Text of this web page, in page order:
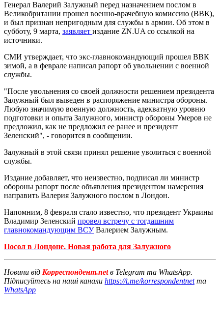
Генерал Валерий Залужный перед назначением послом в
Великобритании прошел военно-врачебную комиссию (ВВК),
и был признан непригодным для службы в армии. Об этом в
субботу, 9 марта, заявляет издание ZN.UA со ссылкой на
источники.
СМИ утверждает, что экс-главнокомандующий прошел ВВК
зимой, а в феврале написал рапорт об увольнении с военной
службы.
"После увольнения со своей должности решением президента
Залужный был выведен в распоряжение министра обороны.
Любую значимую военную должность, адекватную уровню
подготовки и опыта Залужного, министр обороны Умеров не
предложил, как не предложил ее ранее и президент
Зеленский", - говорится в сообщении.
Залужный в этой связи принял решение уволиться с военной
службы.
Издание добавляет, что неизвестно, подписал ли министр
обороны рапорт после объявления президентом намерения
направить Валерия Залужного послом в Лондон.
Напомним, 8 февраля стало известно, что президент Украины
Владимир Зеленский провел встречу с тогдашним
главнокомандующим ВСУВалерием Залужным.
Посол в Лондоне. Новая работа для Залужного
Новини від Корреспондент.netв Telegram та WhatsApp.
Підписуйтесь на наші канали https://t.me/korrespondentnetта
WhatsApp